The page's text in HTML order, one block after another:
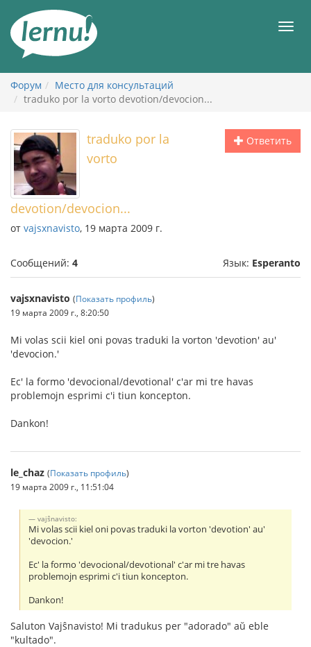
содержанию
Форум
Место для консультаций
traduko por la vorto devotion/devocion...
Ответить
traduko por la
vorto
devotion/devocion...
от vajsxnavisto, 19 марта 2009 г.
Сообщений: 4 Язык: Esperanto
vajsxnavisto (Показать профиль)
19 марта 2009 г., 8:20:50
Mi volas scii kiel oni povas traduki la vorton 'devotion' au'
'devocion.'
Ec' la formo 'devocional/devotional' c'ar mi tre havas
problemojn esprimi c'i tiun koncepton.
Dankon!
le_chaz (Показать профиль)
19 марта 2009 г., 11:51:04
vajŝnavisto:
Mi volas scii kiel oni povas traduki la vorton 'devotion' au'
'devocion.'
Ec' la formo 'devocional/devotional' c'ar mi tre havas
problemojn esprimi c'i tiun koncepton.
Dankon!
Saluton Vajŝnavisto! Mi tradukus per "adorado" aŭ eble
"kultado".